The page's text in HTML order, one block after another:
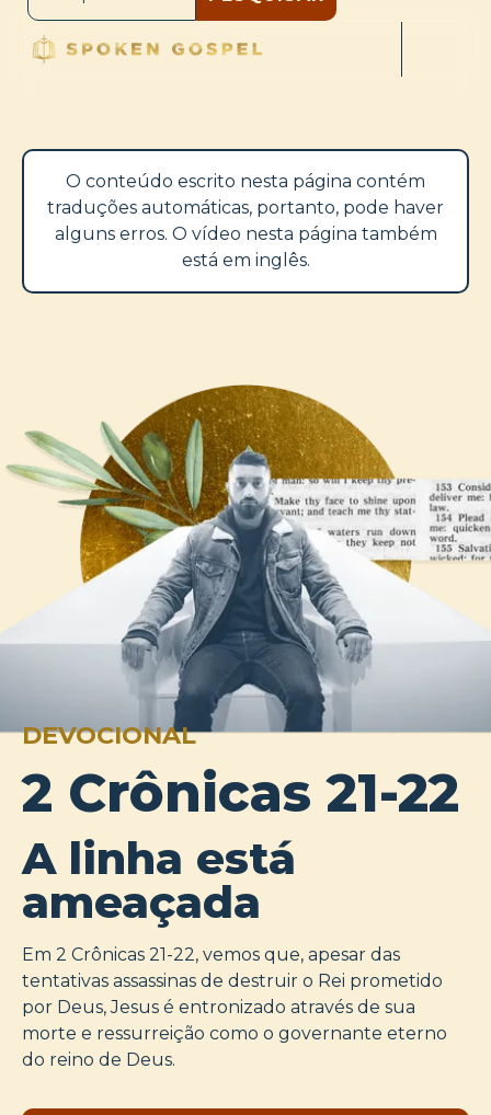
O conteúdo escrito nesta página contém
traduções automáticas, portanto, pode haver
alguns erros. O vídeo nesta página também
está em inglês.
DEVOCIONAL
2 Crônicas 21-22
A linha está
ameaçada
Em 2 Crônicas 21-22, vemos que, apesar das
tentativas assassinas de destruir o Rei prometido
por Deus, Jesus é entronizado através de sua
morte e ressurreição como o governante eterno
do reino de Deus.